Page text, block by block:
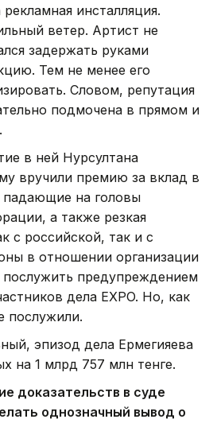
инсталляция.
ветер. Артист не
задержать руками
Тем не менее его
Словом, репутация
подмочена в прямом и
в ней Нурсултана
вручили премию за вклад в
на головы
а также резкая
с российской, так и с
в отношении организации
послужить предупреждением
дела EXPO. Но, как
послужили.
эпизод дела Ермегияева
на 1 млрд 757 млн тенге.
доказательств в суде
однозначный вывод о